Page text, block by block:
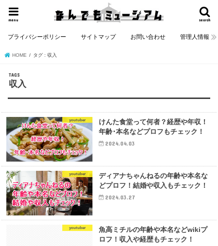
search
menu
プライバシーポリシー サイトマップ お問い合わせ 管理人情報
HOME タグ : 収入
収入
youtuber
けんた食堂って何者？経歴や年収！
年齢･本名などプロフもチェック！
2024.04.03
youtuber
ディアナちゃんねるの年齢や本名な
どプロフ！結婚や収入もチェック！
2024.03.27
youtuber
魚高ミチルの年齢や本名などwikiプ
ロフ！収入や経歴もチェック！